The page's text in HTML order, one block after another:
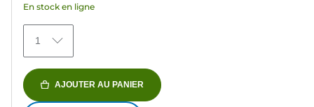
40
avis
En stock en ligne
1
AJOUTER AU PANIER